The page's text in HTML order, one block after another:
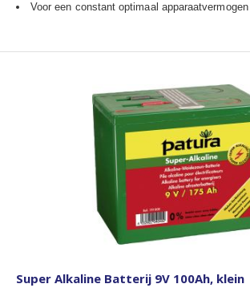
Voor een constant optimaal apparaatvermogen
Super Alkaline Batterij 9V 100Ah, klein